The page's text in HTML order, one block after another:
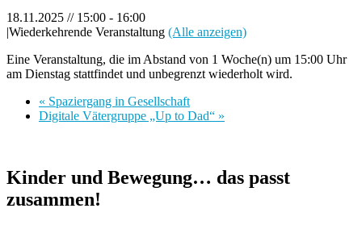
18.11.2025 // 15:00 - 16:00
|Wiederkehrende Veranstaltung (Alle anzeigen)
Eine Veranstaltung, die im Abstand von 1 Woche(n) um 15:00 Uhr
am Dienstag stattfindet und unbegrenzt wiederholt wird.
« Spaziergang in Gesellschaft
Digitale Vätergruppe „Up to Dad“ »
Kinder und Bewegung… das passt
zusammen!